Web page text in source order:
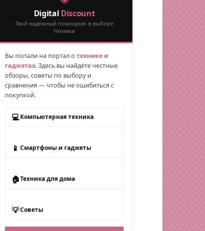
Digital Discount
Твой надёжный помощник в выборе
техники
Вы попали на портал о технике и
гаджетах. Здесь вы найдёте честные
обзоры, советы по выбору и
сравнения — чтобы не ошибиться с
покупкой.
💻 Компьютерная техника
📱 Смартфоны и гаджеты
🏠Техника для дома
💡Советы